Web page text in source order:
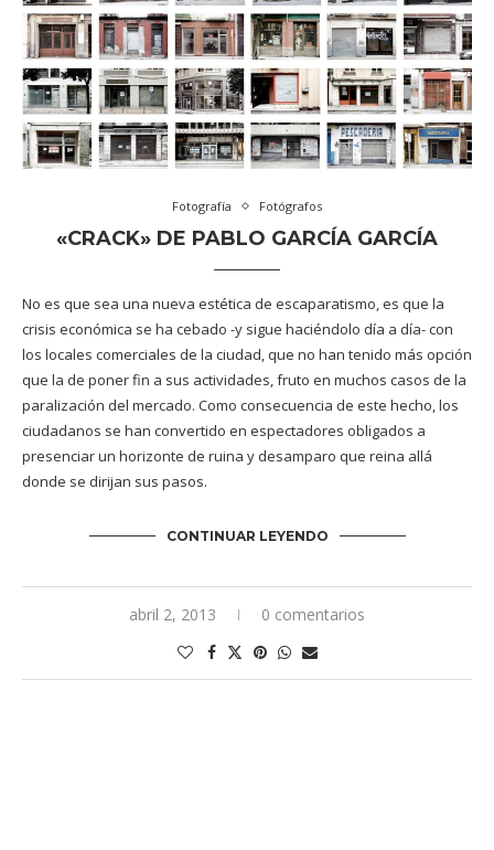
Fotografía Fotógrafos
«CRACK» DE PABLO GARCÍA GARCÍA
No es que sea una nueva estética de escaparatismo, es que la
crisis económica se ha cebado -y sigue haciéndolo día a día- con
los locales comerciales de la ciudad, que no han tenido más opción
que la de poner fin a sus actividades, fruto en muchos casos de la
paralización del mercado. Como consecuencia de este hecho, los
ciudadanos se han convertido en espectadores obligados a
presenciar un horizonte de ruina y desamparo que reina allá
donde se dirijan sus pasos.
CONTINUAR LEYENDO
abril 2, 2013 0 comentarios